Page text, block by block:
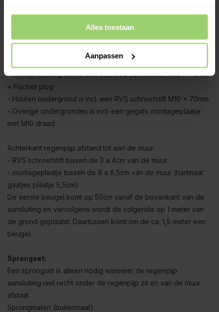
Alles toestaan
Aanpassen
De regenpijp wordt geleverd inclusiefzinkenbeugels met
RVS schroefoog en zinken dubbele overschuifwrong (de
wrong zorgt voor traditioneel uiterlijk).
- Stenen ondergrond is incl. een RVS schroefstift M10 x 70mm
+ Fischer plug
- Houten ondergrond is incl. een RVS schroefstift M10 x 70mm
- Overige ondergronden is incl. een gegalv. montageplaatje
met M10 draad
Achterkant regenpijp afstand tot aan de muur:
- RVS schroefstift tussen de 3 a 4cm van de muur
- montageplaatje tussen de 6 a 6,5cm van de muur (hartmaat
gaatjes plaatje 5,5cm)
De eerste beugel komt op 50cm vanaf de bovenkant van de
aansluiting en vervolgens wordt de volgende op 1 meter van
de grond geplaatst. Daartussen komt om de ca. 1,5 meter een
beugel.
Sprongset:
Een sprongset is alleen nodig wanneer de regenpijp
aansluiting niet recht onder de regenpijp zit en van de muur
afstaat.
Sprongmaten (buitenmaat):